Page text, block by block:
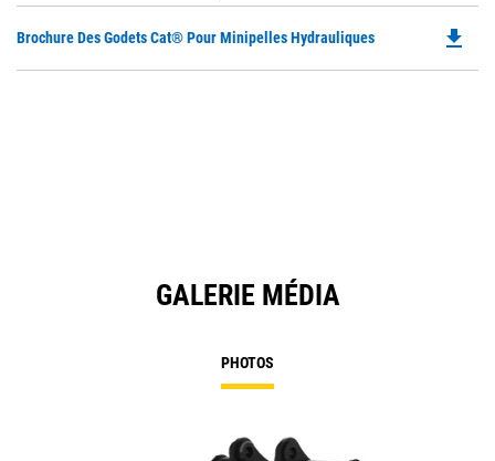
Brochure Des Godets Cat® Pour Minipelles Hydrauliques file_download
GALERIE MÉDIA
PHOTOS